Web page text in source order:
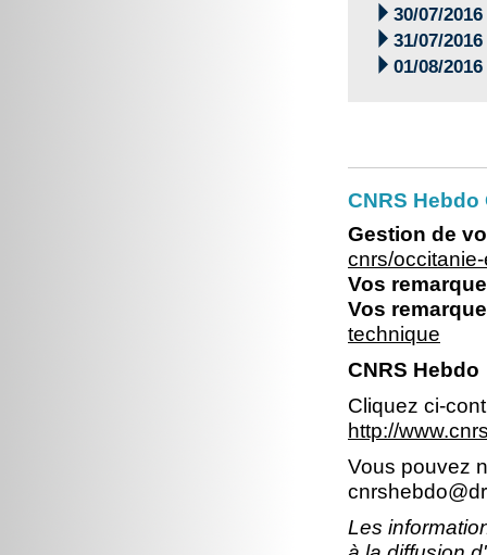
 30/07/2016
 31/07/2016
 01/08/2016
CNRS
Gestion de
cnrs/
Vos
Vos
technique
CNRS Hebdo
Cliquez ci-
http://
Vous pouvez
Les